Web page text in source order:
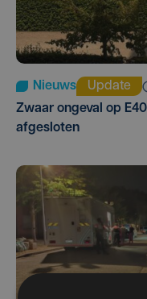
Nieuws Update
Zwaar ongeval op
afgesloten